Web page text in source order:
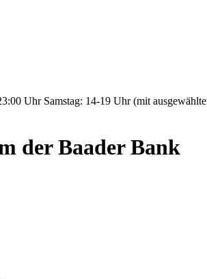
Uhr Samstag: 14-19 Uhr (mit
der Baader Bank